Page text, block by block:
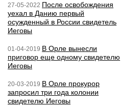
27-05-2022 После освобождения
уехал в Данию первый
осужденный в России свидетель
Иеговы
01-04-2019 В Орле вынесли
приговор еще одному свидетелю
Иеговы
20-03-2019 В Орле прокурор
запросил три года колонии
свидетелю Иеговы